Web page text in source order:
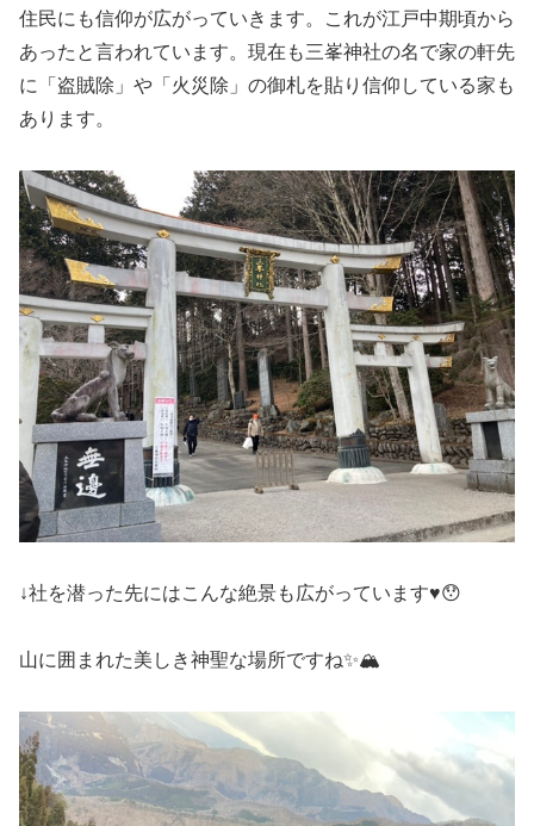
住民にも信仰が広がっていきます。これが江戸中期頃から
あったと言われています。現在も三峯神社の名で家の軒先
に「盗賊除」や「火災除」の御札を貼り信仰している家も
あります。
↓社を潜った先にはこんな絶景も広がっています♥😯
山に囲まれた美しき神聖な場所ですね✨🏔